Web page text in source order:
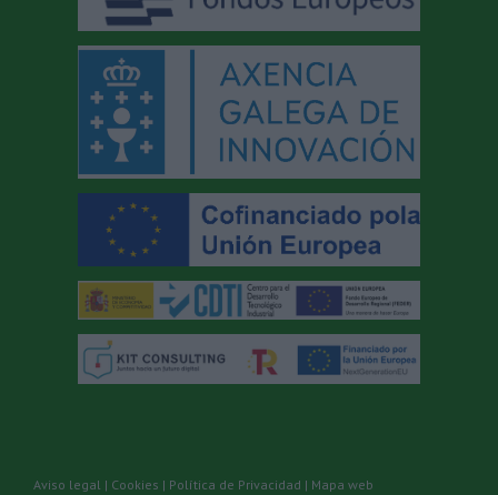
Aviso legal | Cookies | Política de Privacidad | Mapa web